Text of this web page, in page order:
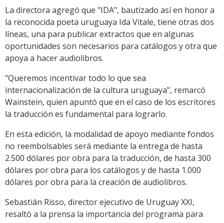
La directora agregó que "IDA", bautizado así en honor a
la reconocida poeta uruguaya Ida Vitale, tiene otras dos
líneas, una para publicar extractos que en algunas
oportunidades son necesarios para catálogos y otra que
apoya a hacer audiolibros.
"Queremos incentivar todo lo que sea
internacionalización de la cultura uruguaya", remarcó
Wainstein, quien apuntó que en el caso de los escritores
la traducción es fundamental para lograrlo.
En esta edición, la modalidad de apoyo mediante fondos
no reembolsables será mediante la entrega de hasta
2.500 dólares por obra para la traducción, de hasta 300
dólares por obra para los catálogos y de hasta 1.000
dólares por obra para la creación de audiolibros.
Sebastián Risso, director ejecutivo de Uruguay XXI,
resaltó a la prensa la importancia del programa para